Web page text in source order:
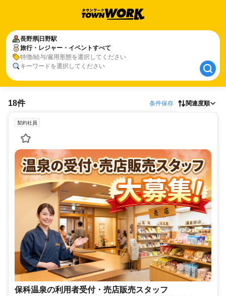
長野県 日野駅
旅行・レジャー・イベントすべて
特徴/給与/雇用形態を選択してください
キーワードを選択してください
長野県 日野駅
旅行・レジャー・イベントすべて
18件 条件保存 関連度順
契約社員
保科温泉の利用者受付・売店販売スタッフ